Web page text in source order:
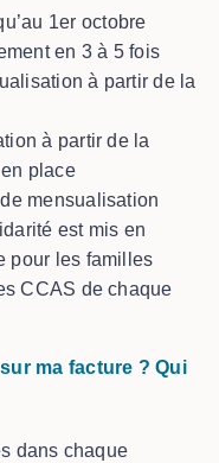
1er octobre
en 3 à 5 fois
à partir de la
à partir de la
place
mensualisation
est mis en
pour les familles
CCAS de chaque
ma facture ? Qui
dans chaque